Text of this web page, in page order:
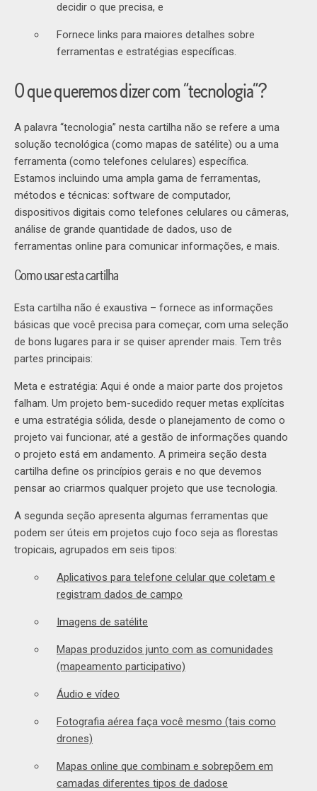
decidir o que precisa, e
Fornece links para maiores detalhes sobre
ferramentas e estratégias específicas.
O que queremos dizer com “tecnologia”?
A palavra “tecnologia” nesta cartilha não se refere a uma
solução tecnológica (como mapas de satélite) ou a uma
ferramenta (como telefones celulares) específica.
Estamos incluindo uma ampla gama de ferramentas,
métodos e técnicas: software de computador,
dispositivos digitais como telefones celulares ou câmeras,
análise de grande quantidade de dados, uso de
ferramentas online para comunicar informações, e mais.
Como usar esta cartilha
Esta cartilha não é exaustiva – fornece as informações
básicas que você precisa para começar, com uma seleção
de bons lugares para ir se quiser aprender mais. Tem três
partes principais:
Meta e estratégia: Aqui é onde a maior parte dos projetos
falham. Um projeto bem-sucedido requer metas explícitas
e uma estratégia sólida, desde o planejamento de como o
projeto vai funcionar, até a gestão de informações quando
o projeto está em andamento. A primeira seção desta
cartilha define os princípios gerais e no que devemos
pensar ao criarmos qualquer projeto que use tecnologia.
A segunda seção apresenta algumas ferramentas que
podem ser úteis em projetos cujo foco seja as florestas
tropicais, agrupados em seis tipos:
Aplicativos para telefone celular que coletam e
registram dados de campo
Imagens de satélite
Mapas produzidos junto com as comunidades
(mapeamento participativo)
Áudio e vídeo
Fotografia aérea faça você mesmo (tais como
drones)
Mapas online que combinam e sobrepõem em
camadas diferentes tipos de dadose